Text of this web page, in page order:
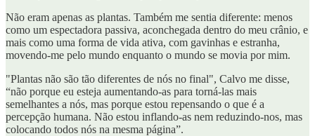
Não eram apenas as plantas. Também me sentia diferente: menos
como um espectadora passiva, aconchegada dentro do meu crânio, e
mais como uma forma de vida ativa, com gavinhas e estranha,
movendo-me pelo mundo enquanto o mundo se movia por mim.
"Plantas não são tão diferentes de nós no final", Calvo me disse,
“não porque eu esteja aumentando-as para torná-las mais
semelhantes a nós, mas porque estou repensando o que é a
percepção humana. Não estou inflando-as nem reduzindo-nos, mas
colocando todos nós na mesma página”.